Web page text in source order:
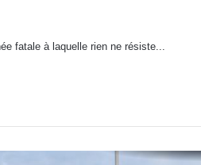
fatale à laquelle rien ne résiste...
Gabon : stages
une mesure
audit du FGIS,